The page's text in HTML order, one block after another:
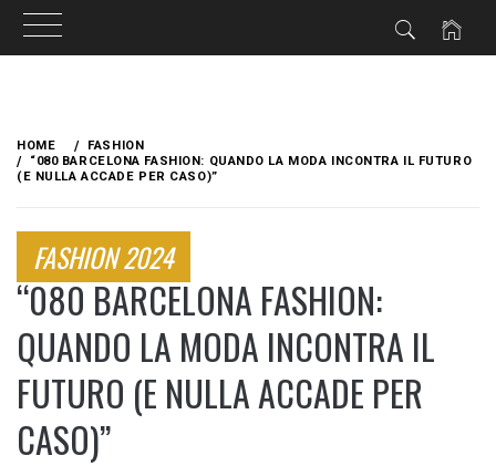
content
HOME
FASHION
“080 BARCELONA FASHION: QUANDO LA MODA INCONTRA IL FUTURO
(E NULLA ACCADE PER CASO)”
FASHION 2024
“080 BARCELONA FASHION:
QUANDO LA MODA INCONTRA IL
FUTURO (E NULLA ACCADE PER
CASO)”